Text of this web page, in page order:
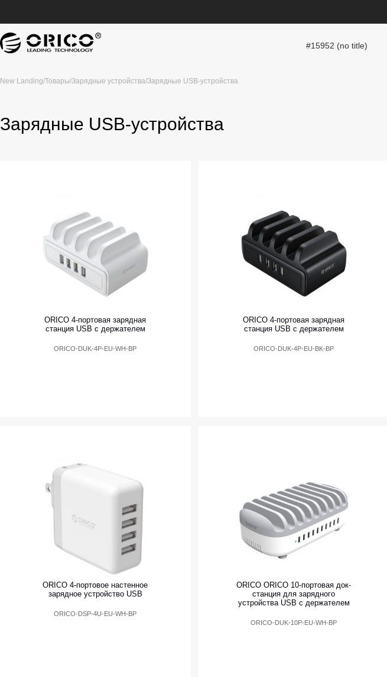
#15952 (no title)
New Landing/Товары/Зарядные устройства/Зарядные USB-устройства
Зарядные USB-устройства
ORICO 4-портовая зарядная
станция USB с держателем
ORICO-DUK-4P-EU-WH-BP
ORICO 4-портовая зарядная
станция USB с держателем
ORICO-DUK-4P-EU-BK-BP
ORICO 4-портовое настенное
зарядное устройство USB
ORICO-DSP-4U-EU-WH-BP
ORICO ORICO 10-портовая док-
станция для зарядного
устройства USB с держателем
ORICO-DUK-10P-EU-WH-BP